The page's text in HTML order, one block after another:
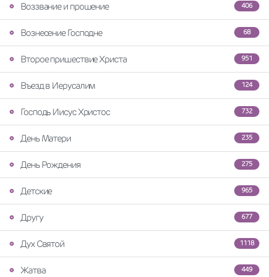
406
Воззвание и прошение
68
Вознесение Господне
951
Второе пришествие Христа
124
Въезд в Иерусалим
732
Господь Иисус Христос
235
День Матери
275
День Рождения
965
Детские
677
Другу
1118
Дух Святой
449
Жатва